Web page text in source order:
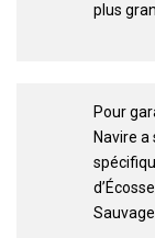
plus
Pour
Navire
Sauvage